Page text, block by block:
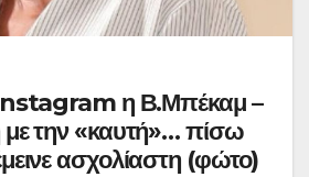
η Β.Μπέκαμ –
την «καυτή»… πίσω
ασχολίαστη (φώτο)